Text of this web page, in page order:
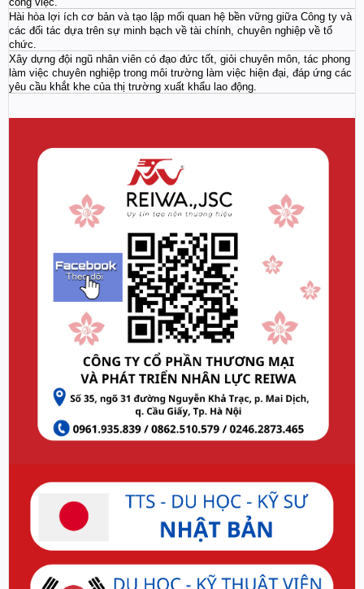
Hài hòa lợi ích cơ bản và tạo lập mối quan hệ bền vững giữa Công ty và
các đối tác dựa trên sự minh bạch về tài chính, chuyên nghiệp về tổ
chức.
Xây dựng đội ngũ nhân viên có đạo đức tốt, giỏi chuyên môn, tác phong
làm việc chuyên nghiệp trong môi trường làm việc hiện đại, đáp ứng các
yêu cầu khắt khe của thị trường xuất khẩu lao động.